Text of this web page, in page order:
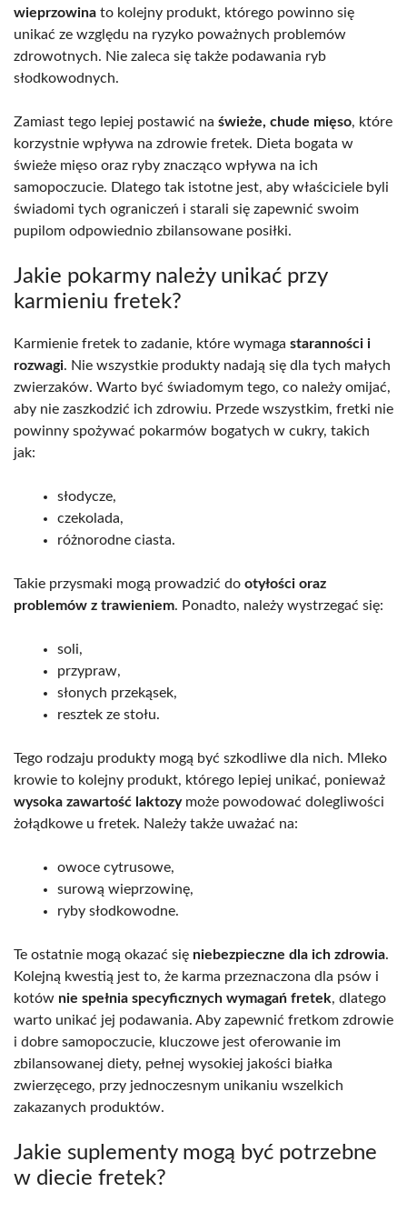
wieprzowina to kolejny produkt, którego powinno się
unikać ze względu na ryzyko poważnych problemów
zdrowotnych. Nie zaleca się także podawania ryb
słodkowodnych.
Zamiast tego lepiej postawić na świeże, chude mięso, które
korzystnie wpływa na zdrowie fretek. Dieta bogata w
świeże mięso oraz ryby znacząco wpływa na ich
samopoczucie. Dlatego tak istotne jest, aby właściciele byli
świadomi tych ograniczeń i starali się zapewnić swoim
pupilom odpowiednio zbilansowane posiłki.
Jakie pokarmy należy unikać przy
karmieniu fretek?
Karmienie fretek to zadanie, które wymaga staranności i
rozwagi. Nie wszystkie produkty nadają się dla tych małych
zwierzaków. Warto być świadomym tego, co należy omijać,
aby nie zaszkodzić ich zdrowiu. Przede wszystkim, fretki nie
powinny spożywać pokarmów bogatych w cukry, takich
jak:
słodycze,
czekolada,
różnorodne ciasta.
Takie przysmaki mogą prowadzić do otyłości oraz
problemów z trawieniem. Ponadto, należy wystrzegać się:
soli,
przypraw,
słonych przekąsek,
resztek ze stołu.
Tego rodzaju produkty mogą być szkodliwe dla nich. Mleko
krowie to kolejny produkt, którego lepiej unikać, ponieważ
wysoka zawartość laktozymoże powodować dolegliwości
żołądkowe u fretek. Należy także uważać na:
owoce cytrusowe,
surową wieprzowinę,
ryby słodkowodne.
Te ostatnie mogą okazać się niebezpieczne dla ich zdrowia.
Kolejną kwestią jest to, że karma przeznaczona dla psów i
kotów nie spełnia specyficznych wymagań fretek, dlatego
warto unikać jej podawania. Aby zapewnić fretkom zdrowie
i dobre samopoczucie, kluczowe jest oferowanie im
zbilansowanej diety, pełnej wysokiej jakości białka
zwierzęcego, przy jednoczesnym unikaniu wszelkich
zakazanych produktów.
Jakie suplementy mogą być potrzebne
w diecie fretek?